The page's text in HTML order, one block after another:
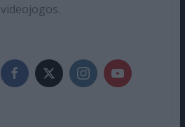
videojogos.